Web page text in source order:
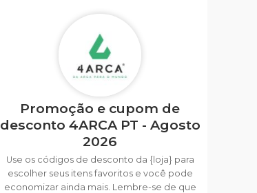
Promoção e cupom de
desconto 4ARCA PT - Agosto
2026
Use os códigos de desconto da {loja} para
escolher seus itens favoritos e você pode
economizar ainda mais. Lembre-se de que